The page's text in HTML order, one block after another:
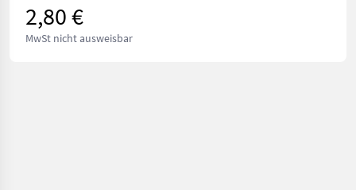
2,80 €
MwSt nicht ausweisbar